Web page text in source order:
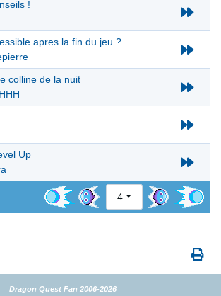
!
apres la fin du jeu ?
colline de la nuit
Up
4
Dragon Quest Fan 2006-2026